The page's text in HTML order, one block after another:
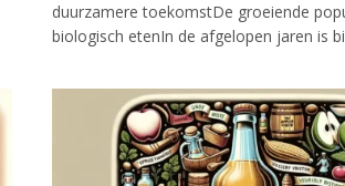
duurzamere toekomstDe groeiende
biologisch etenIn de afgelopen jaren is